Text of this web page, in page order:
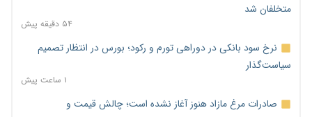
متخلفان شد
۵۴ دقیقه پیش
نرخ سود بانکی در دوراهی تورم و رکود؛ بورس در انتظار تصمیم
سیاست‌گذار
۱ ساعت پیش
صادرات مرغ مازاد هنوز آغاز نشده است؛ چالش قیمت و